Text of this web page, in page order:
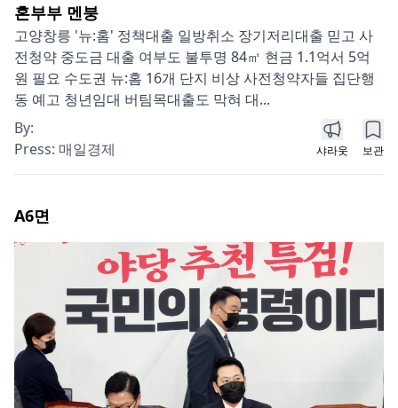
혼부부 멘붕
고양창릉 '뉴:홈' 정책대출 일방취소 장기저리대출 믿고 사
전청약 중도금 대출 여부도 불투명 84㎡ 현금 1.1억서 5억
원 필요 수도권 뉴:홈 16개 단지 비상 사전청약자들 집단행
동 예고 청년임대 버팀목대출도 막혀 대...
By:
Press: 매일경제 샤라웃 보관
A6면